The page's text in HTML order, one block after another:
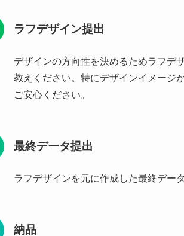
ラフデザイン提出
デザインの方向性を決めるためラフデ
教えください。特にデザインイメージ
ご安心ください。
最終データ提出
ラフデザインを元に作成した最終デー
納品